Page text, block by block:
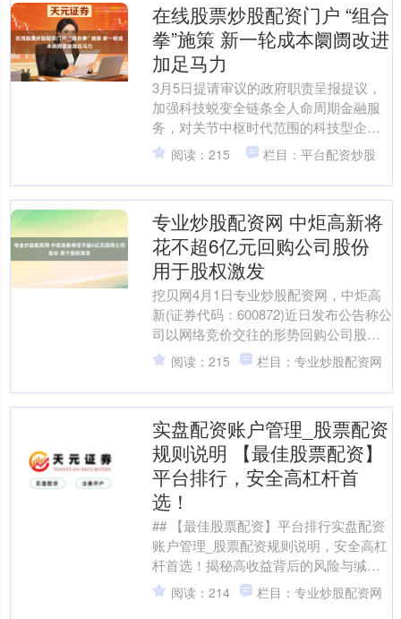
在线股票炒股配资门户 “组合
拳”施策 新一轮成本阛阓改进
加足马力
3月5日提请审议的政府职责呈报提议，
加强科技蜕变全链条全人命周期金融服
务，对关节中枢时代范围的科技型企
业，常态化实行上市融资、并购重组“绿
色通谈”机制，以科技金....
阅读：215 栏目：平台配资炒股
专业炒股配资网 中炬高新将
花不超6亿元回购公司股份
用于股权激发
挖贝网4月1日专业炒股配资网，中炬高
新(证券代码：600872)近日发布公告称公
司以网络竞价交往的形势回购公司股
份，回购金额上限6亿元、回购价钱上限
60元/股，....
阅读：215 栏目：专业炒股配资网
实盘配资账户管理_股票配资
规则说明 【最佳股票配资】
平台排行，安全高杠杆首
选！
## 【最佳股票配资】平台排行实盘配资
账户管理_股票配资规则说明，安全高杠
杆首选！揭秘高收益背后的风险与缄默
在股市行情转动、契机看似垂手而得的
今天，“股票配资....
阅读：214 栏目：专业炒股配资网